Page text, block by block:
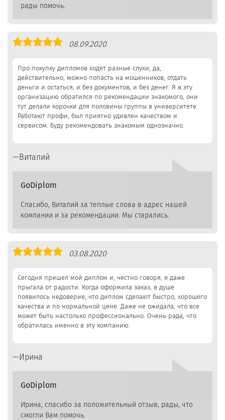
рады помочь.
Оценка
08.09.2020
Про покупку дипломов ходят разные слухи, да,
действительно, можно попасть на мошенников, отдать
деньги и остаться, и без документов, и без денег. Я в эту
организацию обратился по рекомендации знакомого, они
тут делали корочки для половины группы в университете.
Работают профи, был приятно удивлен качеством и
сервисом. Буду рекомендовать знакомым однозначно.
Виталий
GoDiplom
Спасибо, Виталий за теплые слова в адрес нашей
компании и за рекомендации. Мы старались.
Оценка
03.08.2020
Сегодня пришел мой диплом и, честно говоря, я даже
прыгала от радости. Когда оформила заказ, в душе
появилось недоверие, что диплом сделают быстро, хорошего
качества и по нормальной цене. Даже не ожидала, что все
может быть настолько профессионально. Очень рада, что
обратилась именно в эту компанию.
Ирина
GoDiplom
Ирина, спасибо за положительный отзыв, рады, что
смогли Вам помочь.